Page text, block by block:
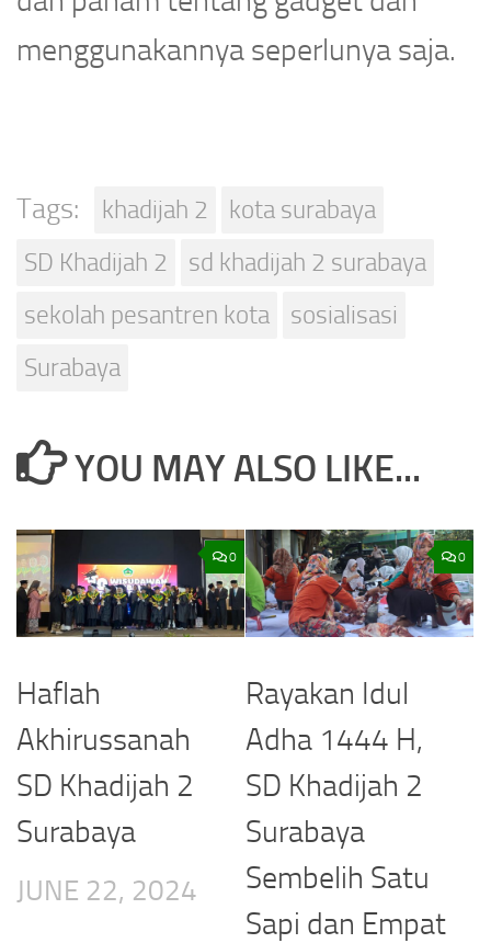
menggunakannya seperlunya saja.
Tags: khadijah 2
kota surabaya
SD Khadijah 2
sd khadijah 2 surabaya
sekolah pesantren kota
sosialisasi
Surabaya
YOU MAY ALSO LIKE...
0
Haflah
Akhirussanah
SD Khadijah 2
Surabaya
JUNE 22, 2024
0
Rayakan Idul
Adha 1444 H,
SD Khadijah 2
Surabaya
Sembelih Satu
Sapi dan Empat